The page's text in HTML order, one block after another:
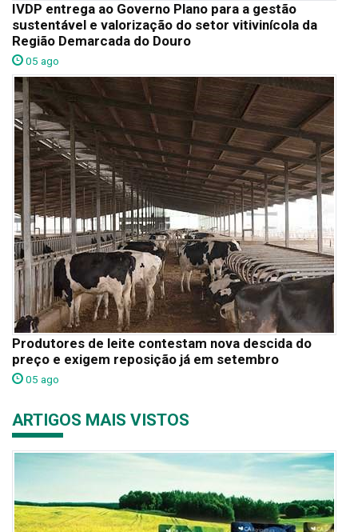
IVDP entrega ao Governo Plano para a gestão
sustentável e valorização do setor vitivinícola da
Região Demarcada do Douro
05 ago
Produtores de leite contestam nova descida do
preço e exigem reposição já em setembro
05 ago
ARTIGOS MAIS VISTOS